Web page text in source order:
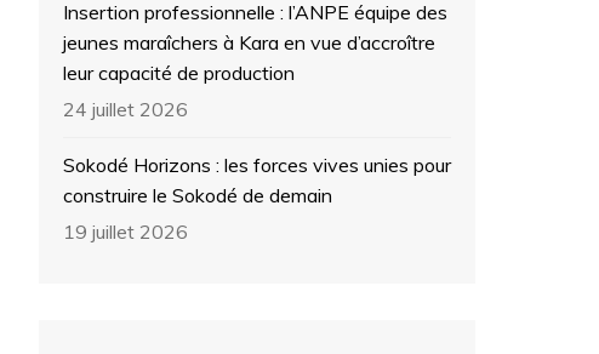
Insertion professionnelle : l’ANPE équipe des
jeunes maraîchers à Kara en vue d’accroître
leur capacité de production
24 juillet 2026
Sokodé Horizons : les forces vives unies pour
construire le Sokodé de demain
19 juillet 2026